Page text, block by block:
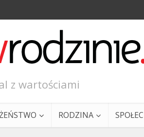
z wartościami
RODZINA